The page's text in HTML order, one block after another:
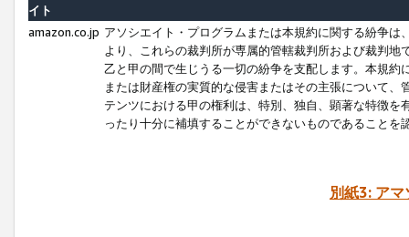
イト
amazon.co.jp アソシエイト・プログラムまたは本規約に関する紛争
より、これらの裁判所が専属的管轄裁判所および裁判
乙と甲の間で生じうる一切の紛争を支配します。本規
または財産権の実質的な侵害またはその主張について
テンツにおける甲の権利は、特別、独自、顕著な特徴
ったり十分に補填することができないものであることを
別紙3: ア